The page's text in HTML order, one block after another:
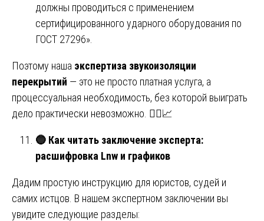
должны проводиться с применением
сертифицированного ударного оборудования по
ГОСТ 27296».
Поэтому наша экспертиза звукоизоляции
перекрытий — это не просто платная услуга, а
процессуальная необходимость, без которой выиграть
дело практически невозможно. 🧑‍⚖️📈
🔵 Как читать заключение эксперта:
расшифровка Lnw и графиков
Дадим простую инструкцию для юристов, судей и
самих истцов. В нашем экспертном заключении вы
увидите следующие разделы: